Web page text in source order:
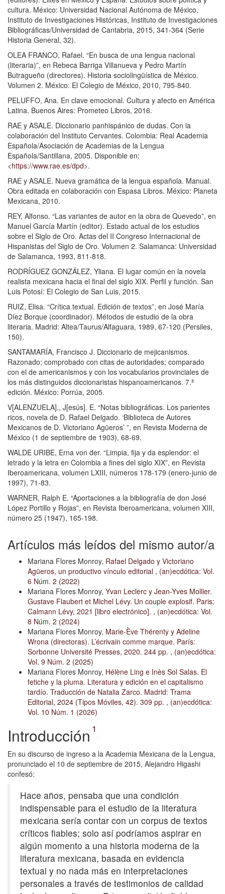
cultura. México: Universidad Nacional Autónoma de México,
Instituto de Investigaciones Históricas, Instituto de Investigaciones
Bibliográficas/Universidad de Cantabria, 2015, 341-364 (Serie
Historia General, 32).
OLEA FRANCO, Rafael. “En busca de una lengua nacional
(literaria)”, en Rebeca Barriga Villanueva y Pedro Martín
Butragueño (directores). Historia sociolingüística de México.
Volumen 2. México: El Colegio de México, 2010, 795-840.
PELUFFO, Ana. En clave emocional. Cultura y afecto en América
Latina. Buenos Aires: Prometeo Libros, 2016.
RAE y ASALE. Diccionario panhispánico de dudas. Con la
colaboración del Instituto Cervantes. Colombia: Real Academia
Española/Asociación de Academias de la Lengua
Española/Santillana, 2005. Disponible en:
<https://www.rae.es/dpd>.
RAE y ASALE. Nueva gramática de la lengua española. Manual.
Obra editada en colaboración con Espasa Libros. México: Planeta
Mexicana, 2010.
REY, Alfonso. “Las variantes de autor en la obra de Quevedo”, en
Manuel García Martín (editor). Estado actual de los estudios
sobre el Siglo de Oro. Actas del II Congreso Internacional de
Hispanistas del Siglo de Oro. Volumen 2. Salamanca: Universidad
de Salamanca, 1993, 811-818.
RODRÍGUEZ GONZÁLEZ, Yliana. El lugar común en la novela
realista mexicana hacia el final del siglo XIX. Perfil y función. San
Luis Potosí: El Colegio de San Luis, 2015.
RUIZ, Elisa. “Crítica textual. Edición de textos”, en José María
Díez Borque (coordinador). Métodos de estudio de la obra
literaria. Madrid: Altea/Taurus/Alfaguara, 1989, 67-120 (Persiles,
150).
SANTAMARÍA, Francisco J. Diccionario de mejicanismos.
Razonado; comprobado con citas de autoridades; comparado
con el de americanismos y con los vocabularios provinciales de
los más distinguidos diccionaristas hispanoamericanos. 7.ª
edición. México: Porrúa, 2005.
V[ALENZUELA]., J[esús]. E. “Notas bibliográficas. Los parientes
ricos, novela de D. Rafael Delgado. ‘Biblioteca de Autores
Mexicanos de D. Victoriano Agüeros’ ”, en Revista Moderna de
México (1 de septiembre de 1903), 68-69.
WALDE URIBE, Erna von der. “Limpia, fija y da esplendor: el
letrado y la letra en Colombia a fines del siglo XIX”, en Revista
Iberoamericana, volumen LXIII, números 178-179 (enero-junio de
1997), 71-83.
WARNER, Ralph E. “Aportaciones a la bibliografía de don José
López Portillo y Rojas”, en Revista Iberoamericana, volumen XIII,
número 25 (1947), 165-198.
Artículos más leídos del mismo autor/a
Mariana Flores Monroy, Rafael Delgado y Victoriano
Agüeros, un productivo vínculo editorial , (an)ecdótica: Vol.
6 Núm. 2 (2022)
Mariana Flores Monroy, Yvan Leclerc y Jean-Yves Mollier.
Gustave Flaubert et Michel Lévy. Un couple explosif. Paris:
Calmann Lévy, 2021 [libro electrónico]. , (an)ecdótica: Vol.
8 Núm. 2 (2024)
Mariana Flores Monroy, Marie-Ève Thérenty y Adeline
Wrona (directoras). L’écrivain comme marque. París:
Sorbonne Université Presses, 2020. 244 pp. , (an)ecdótica:
Vol. 9 Núm. 2 (2025)
Mariana Flores Monroy, Hélène Ling e Inès Sol Salas. El
fetiche y la pluma. Literatura y edición en el capitalismo
tardío. Traducción de Natalia Zarco. Madrid: Trama
Editorial, 2024 (Tipos Móviles, 42). 309 pp. , (an)ecdótica:
Vol. 10 Núm. 1 (2026)
Introducción 1
En su discurso de ingreso a la Academia Mexicana de la Lengua,
pronunciado el 10 de septiembre de 2015, Alejandro Higashi
confesó:
Hace años, pensaba que una condición
indispensable para el estudio de la literatura
mexicana sería contar con un corpus de textos
críticos fiables; solo así podríamos aspirar en
algún momento a una historia moderna de la
literatura mexicana, basada en evidencia
textual y no nada más en interpretaciones
personales a través de testimonios de cali­dad